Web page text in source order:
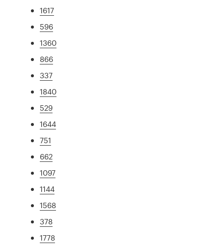
1617
596
1360
866
337
1840
529
1644
751
662
1097
1144
1568
378
1778